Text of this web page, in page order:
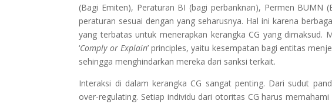
(Bagi Emiten), Peraturan BI (bagi perbanknan), Permen
peraturan sesuai dengan yang seharusnya. Hal ini karena
yang terbatas untuk menerapkan kerangka CG yang
‘Comply or Explain’ principles, yaitu kesempatan bagi entitas
sehingga menghindarkan mereka dari sanksi terkait.
Interaksi di dalam kerangka CG sangat penting. Dari sudut
over-regulating. Setiap individu dari otoritas CG harus